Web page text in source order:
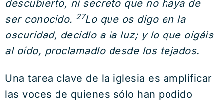
descubierto, ni secreto que no haya de
ser conocido. 27Lo que os digo en la
oscuridad, decidlo a la luz; y lo que oigáis
al oído, proclamadlo desde los tejados.
Una tarea clave de la iglesia es amplificar
las voces de quienes sólo han podido